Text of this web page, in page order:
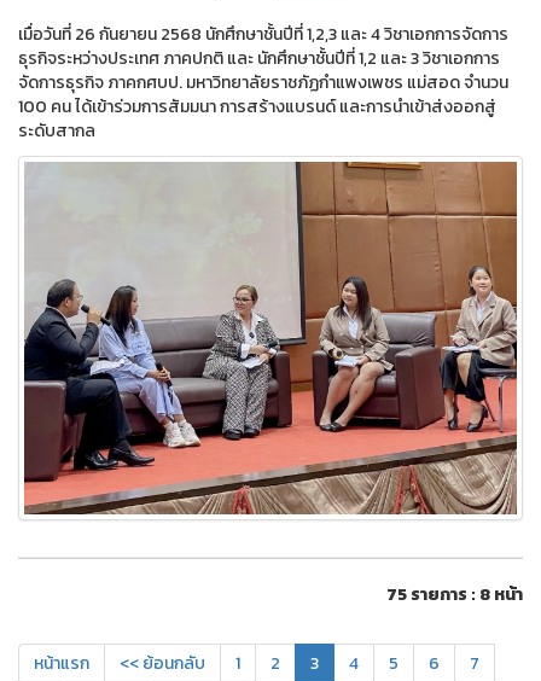
เมื่อวันที่ 26 กันยายน 2568 นักศึกษาชั้นปีที่ 1,2,3 และ 4 วิชาเอกการจัดการ
ธุรกิจระหว่างประเทศ ภาคปกติ และ นักศึกษาชั้นปีที่ 1,2 และ 3 วิชาเอกการ
จัดการธุรกิจ ภาคกศบป. มหาวิทยาลัยราชภัฏกำแพงเพชร แม่สอด จำนวน
100 คน ได้เข้าร่วมการสัมมนา การสร้างแบรนด์ และการนำเข้าส่งออกสู่
ระดับสากล
75 รายการ : 8 หน้า
หน้าแรก << ย้อนกลับ 1 2 3 4 5 6
7